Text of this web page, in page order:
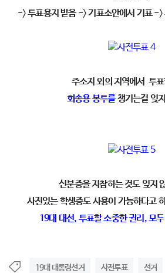
->투표용지 받음->기표소안에서 기표->
주소지 외의 지역에서 투
회송용 봉투를챙기는걸 잊
신분증을 지참하는 것도 잊지
사진있는 학생증도 사용이 가능하다고
19대 대선, 투표할 소중한 권리, 모
19대 대통령선거 사전투표 선거